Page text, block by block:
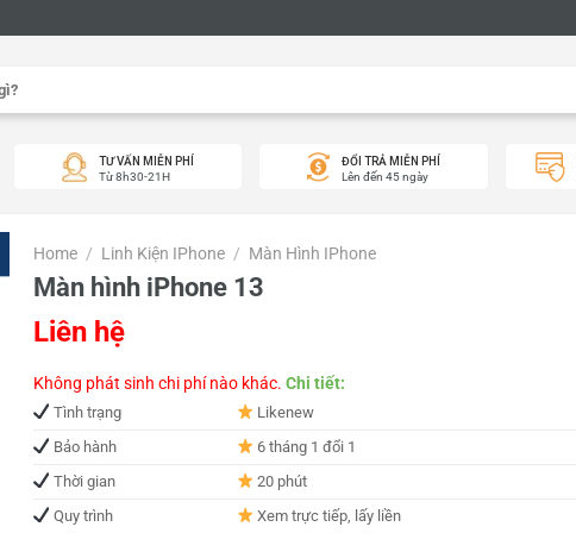
TƯ VẤN MIỄN PHÍ
Từ 8h30-21H
ĐỔI TRẢ MIỄN PHÍ
Lên đến 45 ngày
Home / Linh Kiện IPhone / Màn Hình IPhone
Màn hình iPhone 13
Liên hệ
Không phát sinh chi phí nào khác. Chi tiết:
Tình trạng
Likenew
Bảo hành
6 tháng 1 đổi 1
Thời gian
20 phút
Quy trình
Xem trực tiếp, lấy liền